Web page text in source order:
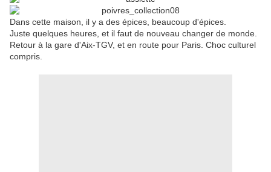
Dans cette maison, il y a des épices, beaucoup d'épices.
Juste quelques heures, et il faut de nouveau changer de monde.
Retour à la gare d'Aix-TGV, et en route pour Paris. Choc culturel
compris.